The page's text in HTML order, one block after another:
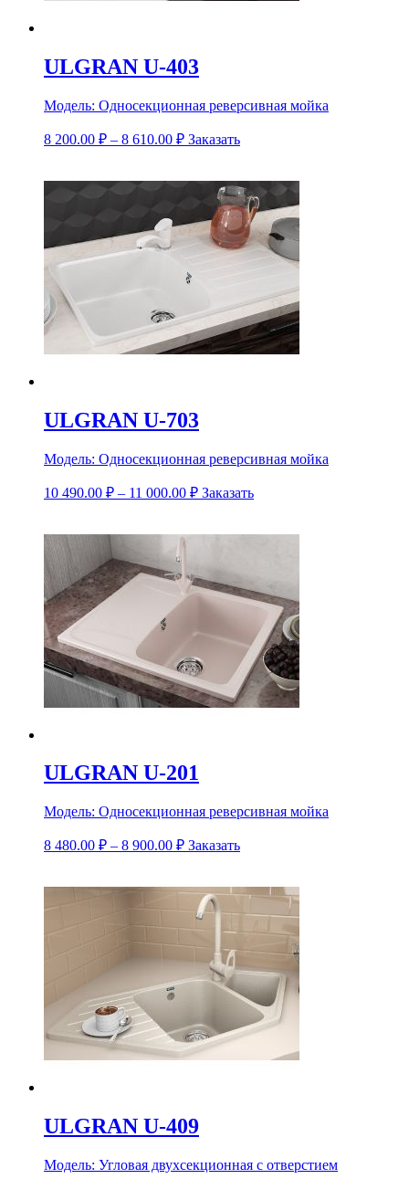
ULGRAN U-403
Модель: Односекционная реверсивная мойка
8 200.00 ₽ – 8 610.00 ₽ Заказать
ULGRAN U-703
Модель: Односекционная реверсивная мойка
10 490.00 ₽ – 11 000.00 ₽ Заказать
ULGRAN U-201
Модель: Односекционная реверсивная мойка
8 480.00 ₽ – 8 900.00 ₽ Заказать
ULGRAN U-409
Модель: Угловая двухсекционная с отверстием